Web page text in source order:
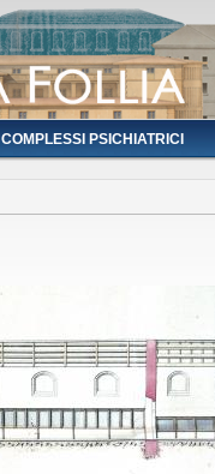
COMPLESSI PSICHIATRICI